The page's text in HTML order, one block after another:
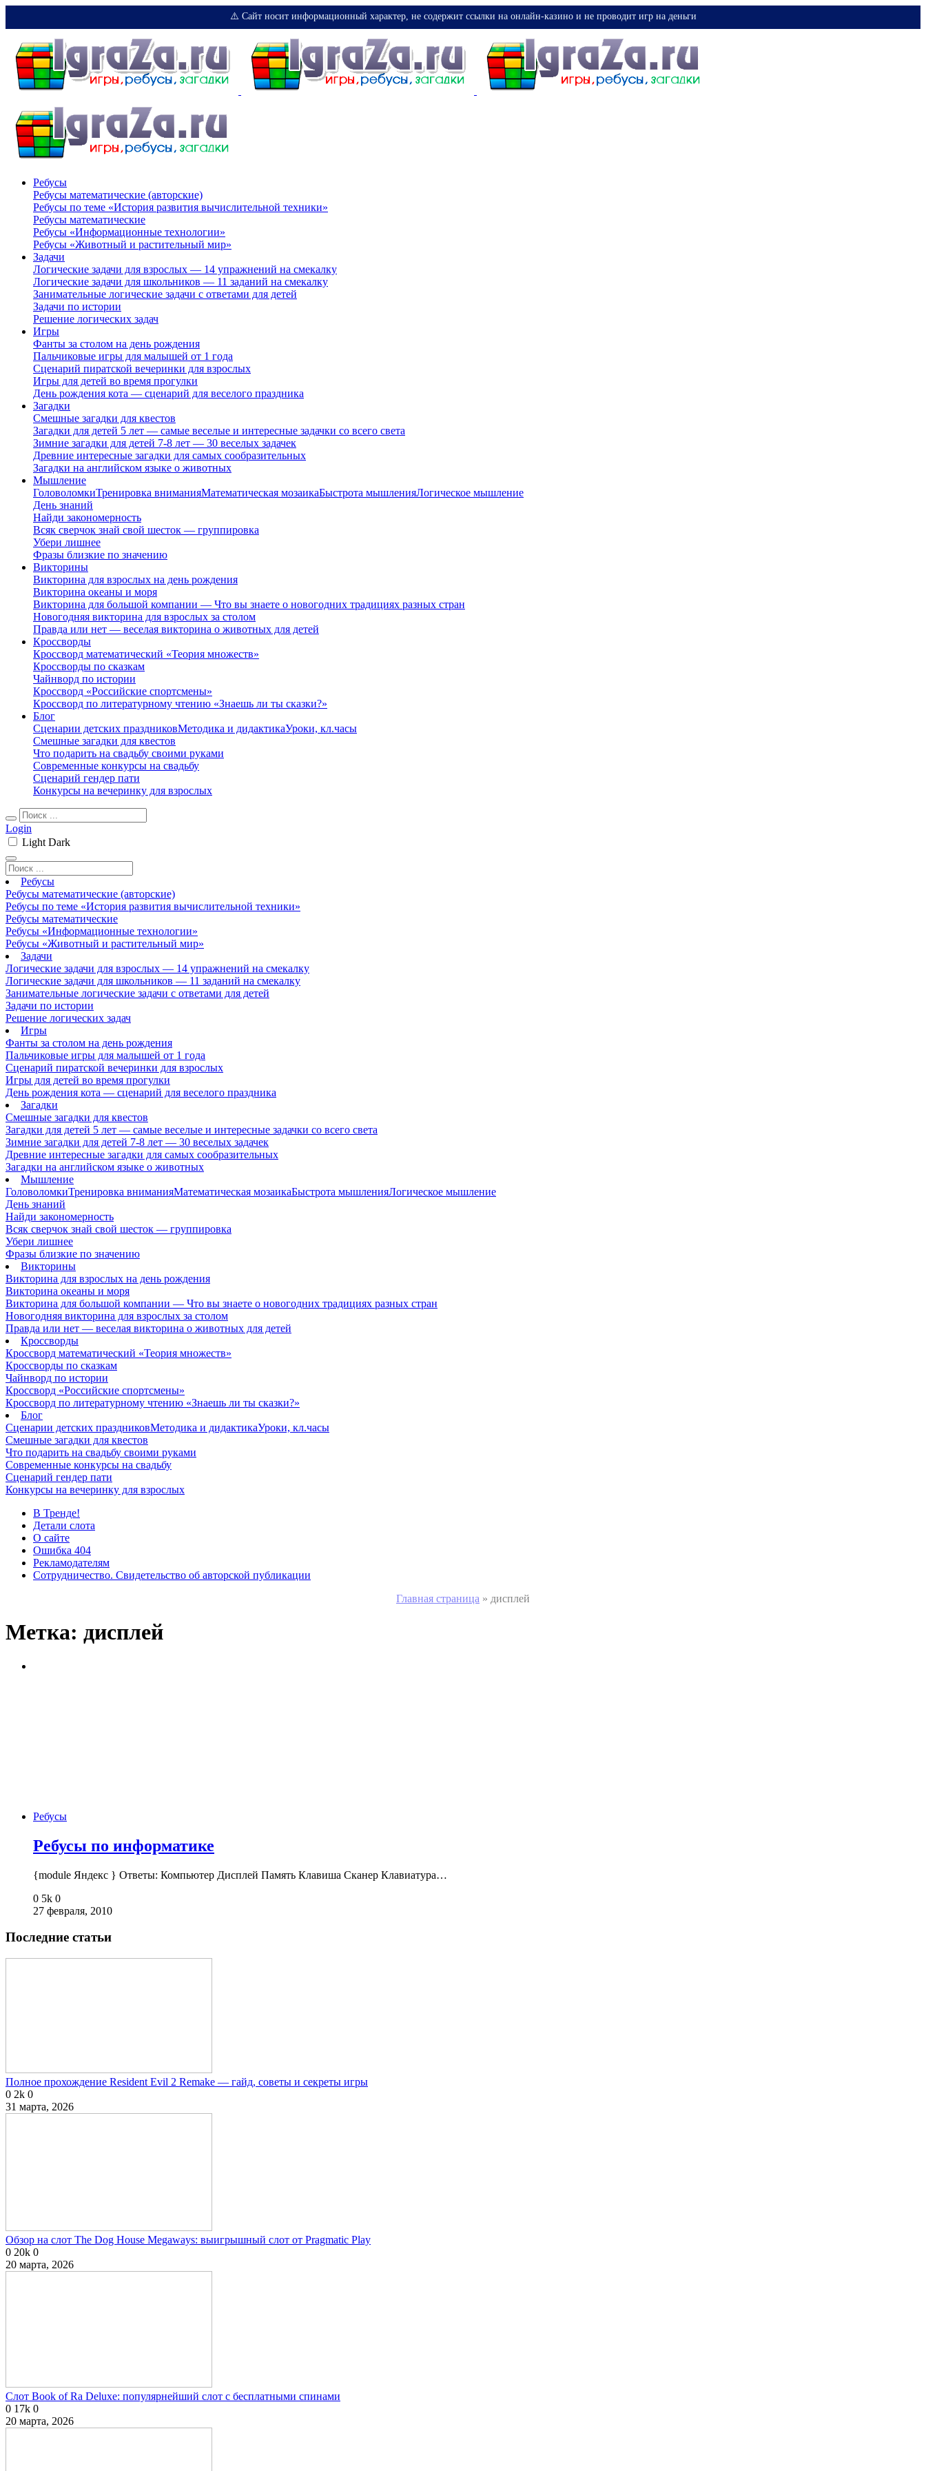
⚠️ Сайт носит информационный характер, не содержит ссылки на онлайн-казино и не проводит игр на деньги
Ребусы
Ребусы математические (авторские)
Ребусы по теме «История развития вычислительной техники»
Ребусы математические
Ребусы «Информационные технологии»
Ребусы «Животный и растительный мир»
Задачи
Логические задачи для взрослых — 14 упражнений на смекалку
Логические задачи для школьников — 11 заданий на смекалку
Занимательные логические задачи с ответами для детей
Задачи по истории
Решение логических задач
Игры
Фанты за столом на день рождения
Пальчиковые игры для малышей от 1 года
Сценарий пиратской вечеринки для взрослых
Игры для детей во время прогулки
День рождения кота — сценарий для веселого праздника
Загадки
Смешные загадки для квестов
Загадки для детей 5 лет — самые веселые и интересные задачки со всего света
Зимние загадки для детей 7-8 лет — 30 веселых задачек
Древние интересные загадки для самых сообразительных
Загадки на английском языке о животных
Мышление
ГоловоломкиТренировка вниманияМатематическая мозаикаБыстрота мышленияЛогическое мышление
День знаний
Найди закономерность
Всяк сверчок знай свой шесток — группировка
Убери лишнее
Фразы близкие по значению
Викторины
Викторина для взрослых на день рождения
Викторина океаны и моря
Викторина для большой компании — Что вы знаете о новогодних традициях разных стран
Новогодняя викторина для взрослых за столом
Правда или нет — веселая викторина о животных для детей
Кроссворды
Кроссворд математический «Теория множеств»
Кроссворды по сказкам
Чайнворд по истории
Кроссворд «Российские спортсмены»
Кроссворд по литературному чтению «Знаешь ли ты сказки?»
Блог
Сценарии детских праздниковМетодика и дидактикаУроки, кл.часы
Смешные загадки для квестов
Что подарить на свадьбу своими руками
Современные конкурсы на свадьбу
Сценарий гендер пати
Конкурсы на вечеринку для взрослых
Login
Light Dark
Ребусы
Ребусы математические (авторские)
Ребусы по теме «История развития вычислительной техники»
Ребусы математические
Ребусы «Информационные технологии»
Ребусы «Животный и растительный мир»
Задачи
Логические задачи для взрослых — 14 упражнений на смекалку
Логические задачи для школьников — 11 заданий на смекалку
Занимательные логические задачи с ответами для детей
Задачи по истории
Решение логических задач
Игры
Фанты за столом на день рождения
Пальчиковые игры для малышей от 1 года
Сценарий пиратской вечеринки для взрослых
Игры для детей во время прогулки
День рождения кота — сценарий для веселого праздника
Загадки
Смешные загадки для квестов
Загадки для детей 5 лет — самые веселые и интересные задачки со всего света
Зимние загадки для детей 7-8 лет — 30 веселых задачек
Древние интересные загадки для самых сообразительных
Загадки на английском языке о животных
Мышление
ГоловоломкиТренировка вниманияМатематическая мозаикаБыстрота мышленияЛогическое мышление
День знаний
Найди закономерность
Всяк сверчок знай свой шесток — группировка
Убери лишнее
Фразы близкие по значению
Викторины
Викторина для взрослых на день рождения
Викторина океаны и моря
Викторина для большой компании — Что вы знаете о новогодних традициях разных стран
Новогодняя викторина для взрослых за столом
Правда или нет — веселая викторина о животных для детей
Кроссворды
Кроссворд математический «Теория множеств»
Кроссворды по сказкам
Чайнворд по истории
Кроссворд «Российские спортсмены»
Кроссворд по литературному чтению «Знаешь ли ты сказки?»
Блог
Сценарии детских праздниковМетодика и дидактикаУроки, кл.часы
Смешные загадки для квестов
Что подарить на свадьбу своими руками
Современные конкурсы на свадьбу
Сценарий гендер пати
Конкурсы на вечеринку для взрослых
В Тренде!
Детали слота
О сайте
Ошибка 404
Рекламодателям
Сотрудничество. Свидетельство об авторской публикации
Главная страница » дисплей
Метка: дисплей
Ребусы
Ребусы по информатике
{module Яндекс } Ответы: Компьютер Дисплей Память Клавиша Сканер Клавиатура…
0 5k 0
27 февраля, 2010
Последние статьи
Полное прохождение Resident Evil 2 Remake — гайд, советы и секреты игры
0 2k 0
31 марта, 2026
Обзор на слот The Dog House Megaways: выигрышный слот от Pragmatic Play
0 20k 0
20 марта, 2026
Слот Book of Ra Deluxe: популярнейший слот с бесплатными спинами
0 17k 0
20 марта, 2026